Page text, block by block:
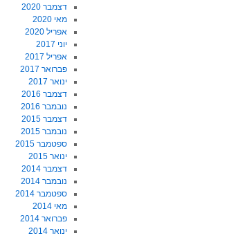
דצמבר 2020
מאי 2020
אפריל 2020
יוני 2017
אפריל 2017
פברואר 2017
ינואר 2017
דצמבר 2016
נובמבר 2016
דצמבר 2015
נובמבר 2015
ספטמבר 2015
ינואר 2015
דצמבר 2014
נובמבר 2014
ספטמבר 2014
מאי 2014
פברואר 2014
ינואר 2014